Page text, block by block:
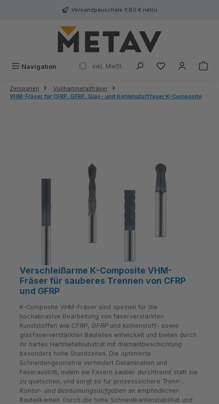
Versandpauschale 9,80 € netto
Navigation inkl. MwSt.
Zerspanen
Vollhartmetallfräser
VHM-Fräser für CFRP, GFRP, Glas- und Kohlenstofffaser K-Composite
Verschleißarme K-Composite VHM-
Fräser für sauberes Trennen von CFRP
und GFRP
K-Composite VHM-Fräser sind speziell für die
hochabrasive Bearbeitung von faserverstärkten
Kunststoffen wie CFRP, GFRP und kohlenstoff- sowie
glasfaserverstärkten Bauteilen entwickelt und bieten durch
ihr hartes Hartmetallsubstrat mit diamantbeschichtung
besonders hohe Standzeiten. Die optimierte
Schneidengeometrie verhindert Delamination und
Faseraustritt, indem sie Fasern sauber durchtrennt statt sie
zu quetschen, und sorgt so für prozesssichere Trenn-,
Kontur- und Besäumungsaufgaben an empfindlichen
Bauteilkanten. Durch die hohe Schneidkantenstabilität und